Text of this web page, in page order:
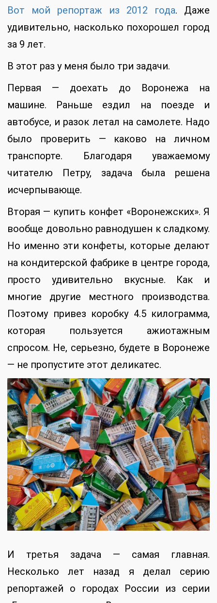
Вот мой репортаж из 2012 года. Даже
удивительно, насколько похорошел город
за 9 лет.
В этот раз у меня было три задачи.
Первая — доехать до Воронежа на
машине. Раньше ездил на поезде и
автобусе, и разок летал на самолете. Надо
было проверить — каково на личном
транспорте. Благодаря уважаемому
читателю Петру, задача была решена
исчерпывающе.
Вторая — купить конфет «Воронежских». Я
вообще довольно равнодушен к сладкому.
Но именно эти конфеты, которые делают
на кондитерской фабрике в центре города,
просто удивительно вкусные. Как и
многие другие местного производства.
Поэтому привез коробку 4.5 килограмма,
которая пользуется ажиотажным
спросом. Не, серьезно, будете в Воронеже
— не пропустите этот деликатес.
И третья задача — самая главная.
Несколько лет назад я делал серию
репортажей о городах России из серии